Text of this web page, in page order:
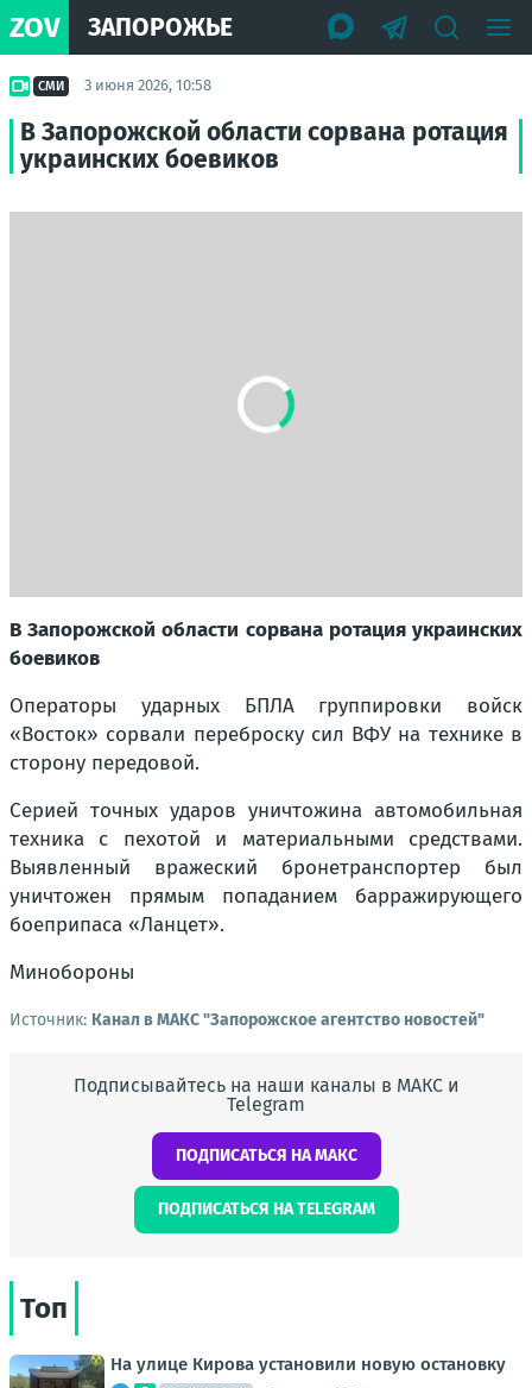
ZOV ЗАПОРОЖЬЕ
СМИ 3 июня 2026, 10:58
В Запорожской области сорвана ротация
украинских боевиков
В Запорожской области сорвана ротация украинских
боевиков
Операторы ударных БПЛА группировки войск
«Восток» сорвали переброску сил ВФУ на технике в
сторону передовой.
Серией точных ударов уничтожина автомобильная
техника с пехотой и материальными средствами.
Выявленный вражеский бронетранспортер был
уничтожен прямым попаданием барражирующего
боеприпаса «Ланцет».
Минобороны
Источник: Канал в МАКС "Запорожское агентство новостей"
Подписывайтесь на наши каналы в МАКС и
Telegram
ПОДПИСАТЬСЯ НА МАКС
ПОДПИСАТЬСЯ НА TELEGRAM
Топ
На улице Кирова установили новую остановку